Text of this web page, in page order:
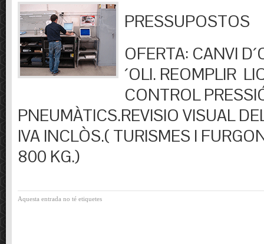
PRESSUPOSTOS
OFERTA: CANVI
´OLI. REOMPLIR
CONTROL
PNEUMÀTICS.REVISIO VISUAL
IVA INCLÒS.( TURISMES I
800 KG.)
Aquesta entrada no té etiquetes